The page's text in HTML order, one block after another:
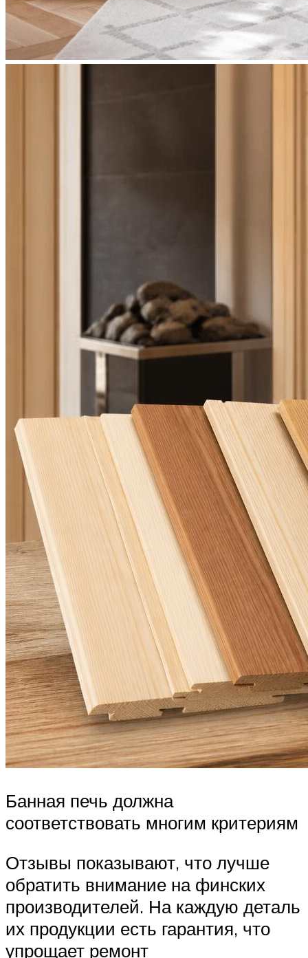
Банная печь должна
соответствовать многим критериям
Отзывы показывают, что лучше
обратить внимание на финских
производителей. На каждую деталь
их продукции есть гарантия, что
упрощает ремонт